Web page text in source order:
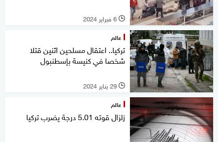
l 6 فبراير 2024
عالم
تركيا.. اعتقال مسلحين اثنين قتلا
شخصا في كنيسة بإسطنبول
l 29 يناير 2024
عالم
زلزال قوته 5.01 درجة يضرب تركيا